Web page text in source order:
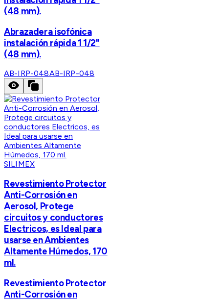
(48 mm).
Abrazadera isofónica
instalación rápida 1 1/2"
(48 mm).
AB-IRP-048AB-IRP-048
SILIMEX
Revestimiento Protector
Anti-Corrosión en
Aerosol, Protege
circuitos y conductores
Electricos, es Ideal para
usarse en Ambientes
Altamente Húmedos, 170
ml.
Revestimiento Protector
Anti-Corrosión en